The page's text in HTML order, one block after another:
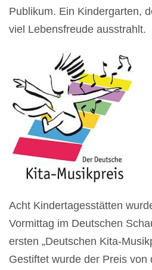
Publikum. Ein Kindergarten,
viel Lebensfreude ausstrahlt.
Acht Kindertagesstätten
Vormittag im Deutschen
ersten „Deutschen Kita-
Gestiftet wurde der Preis von